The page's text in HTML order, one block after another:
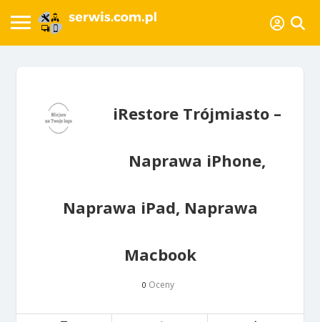
iRestore Trójmiasto –
Naprawa iPhone,
Naprawa iPad, Naprawa
Macbook
0 Oceny